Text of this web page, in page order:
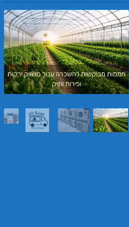
חממות מבוקשות להשכרה עבור משווק ירקות
ופירות ותיק